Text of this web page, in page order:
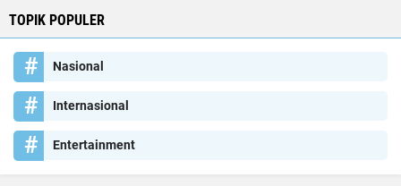
TOPIK POPULER
Nasional
Internasional
Entertainment